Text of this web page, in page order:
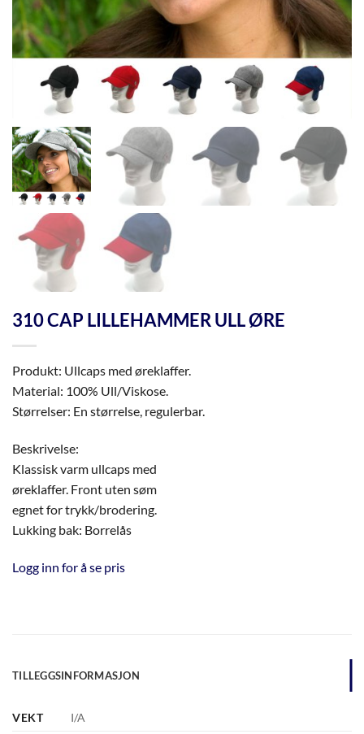
310 CAP LILLEHAMMER ULL ØRE
Produkt: Ullcaps med øreklaffer.
Material: 100% Ull/Viskose.
Størrelser: En størrelse, regulerbar.
Beskrivelse:
Klassisk varm ullcaps med
øreklaffer. Front uten søm
egnet for trykk/brodering.
Lukking bak: Borrelås
Logg inn for å se pris
TILLEGGSINFORMASJON
VEKT I/A